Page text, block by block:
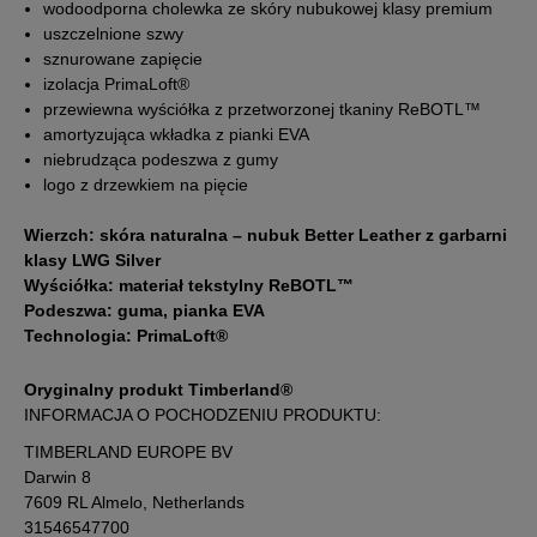
43 27 cm
43,5 27,5 cm Powiadom o dostępności
44 28 cm
44,5 28,5 cm Powiadom o dostępności
Podane w centymetrach wymiary dotyczą długości stopy.
Zobacz jak zmierzyć stopę?
wodoodporna cholewka ze skóry nubukowej klasy premium
uszczelnione szwy
sznurowane zapięcie
izolacja PrimaLoft®
przewiewna wyściółka z przetworzonej tkaniny ReBOTL™
amortyzująca wkładka z pianki EVA
niebrudząca podeszwa z gumy
logo z drzewkiem na pięcie
Wierzch: skóra naturalna – nubuk Better Leather z garbarni
klasy LWG Silver
Wyściółka: materiał tekstylny ReBOTL™
Podeszwa: guma, pianka EVA
Technologia: PrimaLoft®
Oryginalny produkt Timberland®
INFORMACJA O POCHODZENIU PRODUKTU:
TIMBERLAND EUROPE BV
Darwin 8
7609 RL Almelo, Netherlands
31546547700